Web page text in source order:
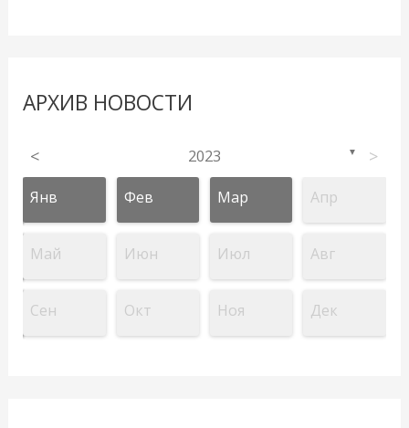
АРХИВ НОВОСТИ
< 2023 ▼ >
Янв Фев Мар Апр
Май Июн Июл Авг
Сен Окт Ноя Дек